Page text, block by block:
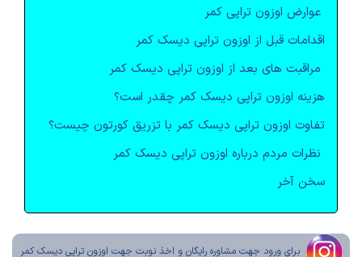
عوارض اوزون تراپی کمر
اقدامات قبل از اوزون تراپی ديسک کمر
مراقبت های بعد از اوزون تراپی ديسک کمر
هزينه اوزون تراپی ديسک کمر چقدر است؟
تفاوت اوزون تراپی ديسک کمر با تزريق کورتون چيست؟
نظرات مردم درباره اوزون تراپی ديسک کمر
سخن آخر
براي ورود جهت مشاوره رايگان و اخذ نوبت جهت اوزون تراپی دیسک کمر